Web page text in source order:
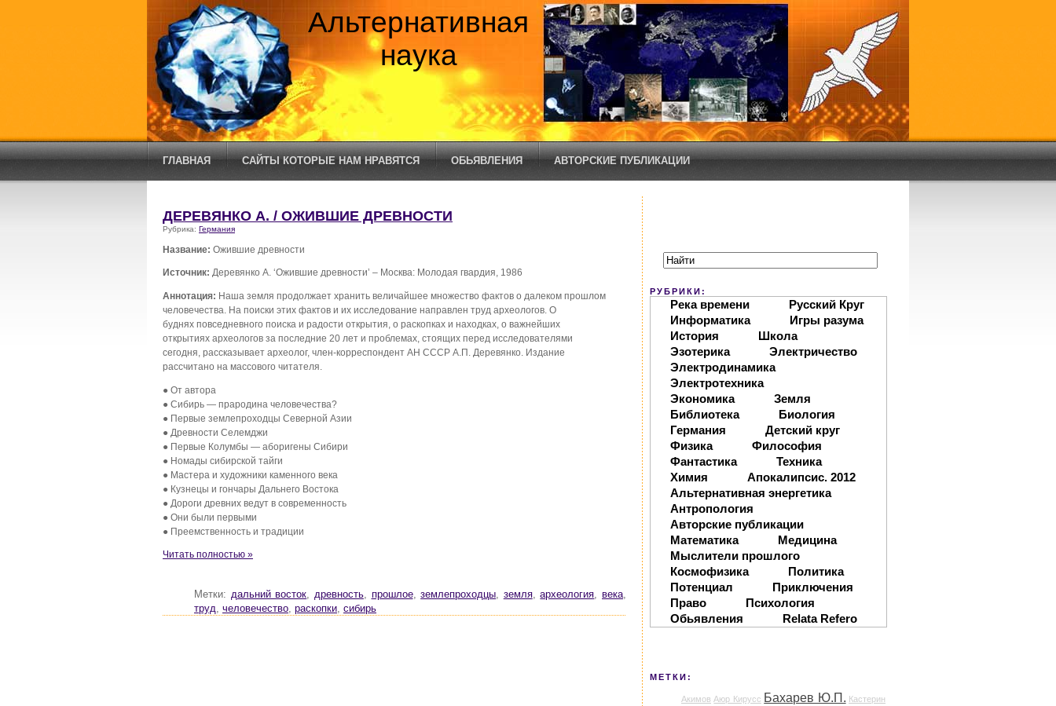
Альтернативная
наука
ГЛАВНАЯ САЙТЫ КОТОРЫЕ НАМ НРАВЯТСЯ ОБЬЯВЛЕНИЯ АВТОРСКИЕ ПУБЛИКАЦИИ
ДЕРЕВЯНКО А. / ОЖИВШИЕ ДРЕВНОСТИ
Рубрика: Германия
Название: Ожившие древности
Источник: Деревянко А. ‘Ожившие древности’ – Москва: Молодая гвардия, 1986
Аннотация: Наша земля продолжает хранить величайшее множество фактов о далеком прошлом
человечества. На поиски этих фактов и их исследование направлен труд археологов. О
буднях повседневного поиска и радости открытия, о раскопках и находках, о важнейших
открытиях археологов за последние 20 лет и проблемах, стоящих перед исследователями
сегодня, рассказывает археолог, член-корреспондент АН СССР А.П. Деревянко. Издание
рассчитано на массового читателя.
● От автора
● Сибирь — прародина человечества?
● Первые землепроходцы Северной Азии
● Древности Селемджи
● Первые Колумбы — аборигены Сибири
● Номады сибирской тайги
● Мастера и художники каменного века
● Кузнецы и гончары Дальнего Востока
● Дороги древних ведут в современность
● Они были первыми
● Преемственность и традиции
Читать полностью »
Метки: дальний восток, древность, прошлое,землепроходцы, земля,археология, века,
труд, человечество, раскопки, сибирь
РУБРИКИ:
Река времени
Русский Круг
Информатика
Игры разума
История
Школа
Эзотерика
Электричество
Электродинамика
Электротехника
Экономика
Земля
Библиотека
Биология
Германия
Детский круг
Физика
Философия
Фантастика
Техника
Химия
Апокалипсис. 2012
Альтернативная энергетика
Антропология
Авторские публикации
Математика
Медицина
Мыслители прошлого
Космофизика
Политика
Потенциал
Приключения
Право
Психология
Обьявления
Relata Refero
МЕТКИ:
Акимов Аюр Кирусс Бахарев Ю.П. Кастерин